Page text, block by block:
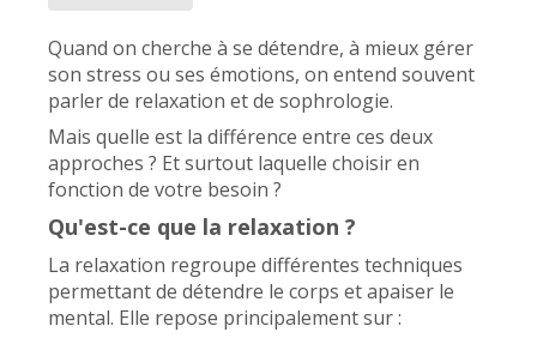
Quand on cherche à se détendre, à mieux gérer
son stress ou ses émotions, on entend souvent
parler de relaxation et de sophrologie.
Mais quelle est la différence entre ces deux
approches ? Et surtout laquelle choisir en
fonction de votre besoin ?
Qu'est-ce que la relaxation ?
La relaxation regroupe différentes techniques
permettant de détendre le corps et apaiser le
mental. Elle repose principalement sur :